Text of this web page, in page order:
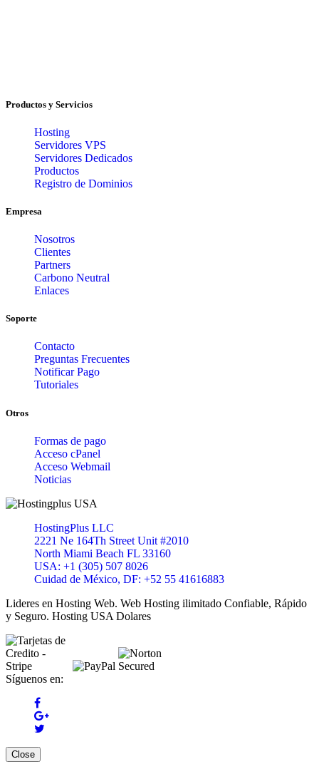
Productos y Servicios
Hosting
Servidores VPS
Servidores Dedicados
Productos
Registro de Dominios
Empresa
Nosotros
Clientes
Partners
Carbono Neutral
Enlaces
Soporte
Contacto
Preguntas Frecuentes
Notificar Pago
Tutoriales
Otros
Formas de pago
Acceso cPanel
Acceso Webmail
Noticias
HostingPlus LLC
2221 Ne 164Th Street Unit #2010
North Miami Beach FL 33160
USA: +1 (305) 507 8026
Cuidad de México, DF: +52 55 41616883
Lideres en Hosting Web. Web Hosting ilimitado Confiable, Rápido
y Seguro. Hosting USA Dolares
Síguenos en:
Close